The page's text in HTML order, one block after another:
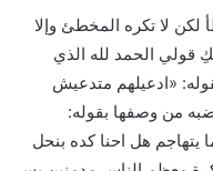
لكن لا تكره المخطئ وإلا
قولي الحمد لله الذي
«ادعيلهم متدعيش
من وصفها بقوله:
يتهاجم هل احنا كده بنحل